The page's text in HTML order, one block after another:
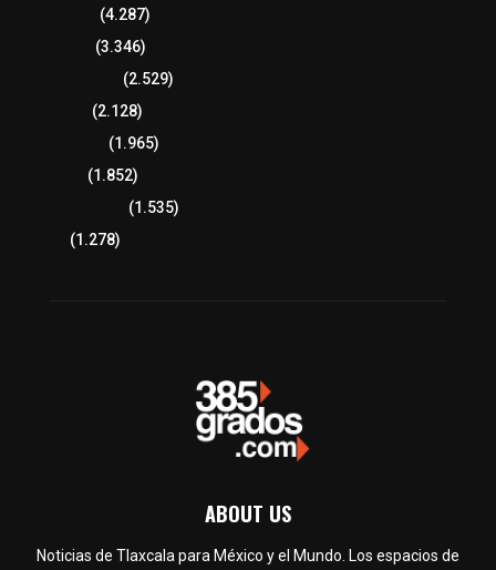
(4.287)
(3.346)
(2.529)
(2.128)
(1.965)
(1.852)
(1.535)
(1.278)
ABOUT US
Noticias de Tlaxcala para México y el Mundo. Los espacios de